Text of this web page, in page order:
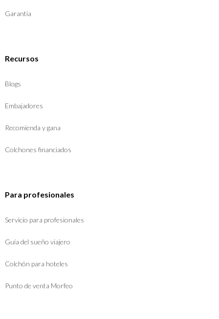
Garantía
Recursos
Blogs
Embajadores
Recomienda y gana
Colchones financiados
Para profesionales
Servicio para profesionales
Guía del sueño viajero
Colchón para hoteles
Punto de venta Morfeo